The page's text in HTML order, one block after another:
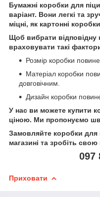
Бумажні коробки для
варіант. Вони легкі та
міцні, як картонні
Щоб вибрати відповідну
враховувати такі
Розмір коробки
Матеріал коробки
довговічним.
Дизайн коробки
У нас ви можете купити
ціною. Ми пропонуємо
Замовляйте коробки для
магазині та зробіть
097
Приховати